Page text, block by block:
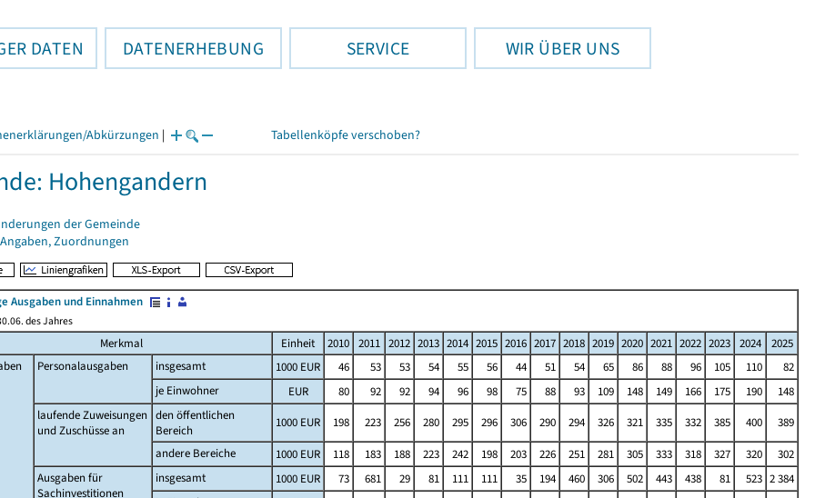
DATEN DATENERHEBUNG SERVICE WIR ÜBER UNS
Abkürzungen | Tabellenköpfe verschoben?
Hohengandern
der Gemeinde
Zuordnungen
Ausgaben und Einnahmen
des Jahres
Merkmal Einheit 2010 2011 2012 2013 2014 2015 2016 2017 2018 2019 2020 2021 2022 2023 2024
2025
Personalausgaben insgesamt 1000 EUR 46 53 53 54 55 56 44 51 54 65 86 88 96 105 110
82
je Einwohner
EUR 80 92 92 94 96 98 75 88 93 109 148 149 166 175 190
148
laufende Zuweisungen
und Zuschüsse an
den öffentlichen
Bereich
1000 EUR 198 223 256 280 295 296 306 290 294 326 321 335 332 385 400
389
andere Bereiche
1000 EUR 118 183 188 223 242 198 203 226 251 281 305 333 318 327 320
302
Ausgaben für
Sachinvestitionen
insgesamt 1000 EUR 73 681 29 81 111 111 35 194 460 306 502 443 438 81 523 2 384